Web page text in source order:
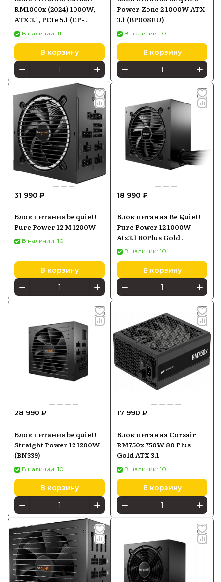
RM1000x (2024) 1000W,
ATX 3.1, PCIe 5.1 (CP-
9020271-EU) черный
В наличии: 11
В корзину
Power Zone 2 1000W ATX
3.1 (BP008EU)
В наличии: 10
В корзину
31 990 ₽
Блок питания be quiet!
Pure Power 12 M 1200W
В наличии: 10
В корзину
18 990 ₽
Блок питания Be Quiet!
Pure Power 12 1000W
Atx3.1 80Plus Gold
(Bp005Eu)
В наличии: 10
В корзину
28 990 ₽
Блок питания be quiet!
Straight Power 12 1200W
(BN339)
В наличии: 10
В корзину
17 990 ₽
Блок питания Corsair
RM750x 750W 80 Plus
Gold ATX 3.1
В наличии: 10
В корзину